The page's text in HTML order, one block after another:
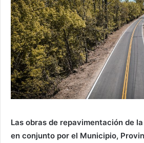
Las obras de repavimentación de
en conjunto por el Municipio,